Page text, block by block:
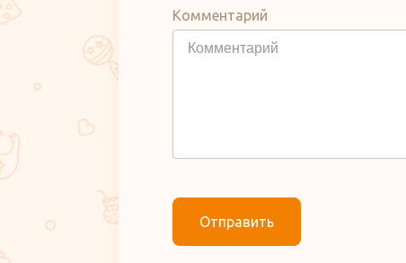
Комментарий
Отправить